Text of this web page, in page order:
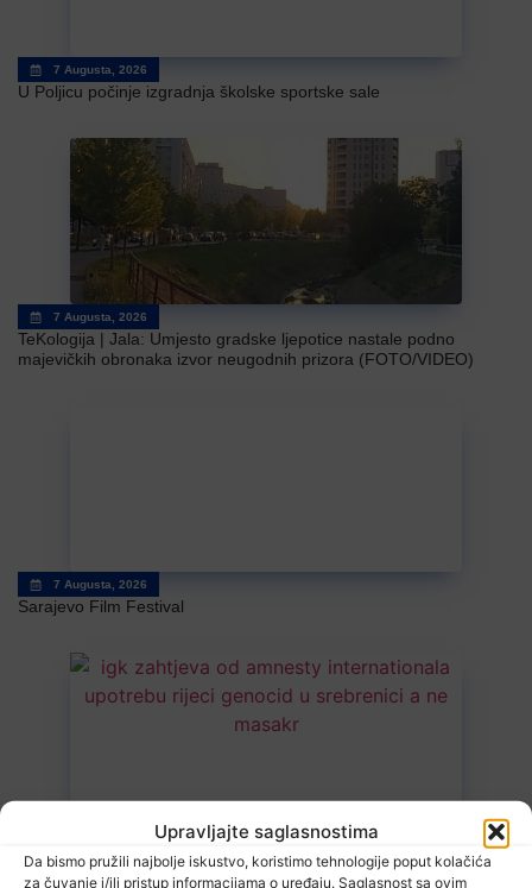
Upravljajte saglasnostima
Da bismo pružili najbolje iskustvo, koristimo tehnologije poput kolačića
za čuvanje i/ili pristup informacijama o uređaju. Saglasnost sa ovim
7 Augusta, 2026
U Poljicu počinje izgradnja školske sportske sale
7 Augusta, 2026
TeKologija | Jala: Umjesto gradske ljepotice nastale podno
majevičkih obronaka izvor neugodnih prizora (FOTO/VIDEO)
7 Augusta, 2026
Sarajevo Film Festival
Danas nova saslušanja saradnika Memorijalnog centra
Srebrenica